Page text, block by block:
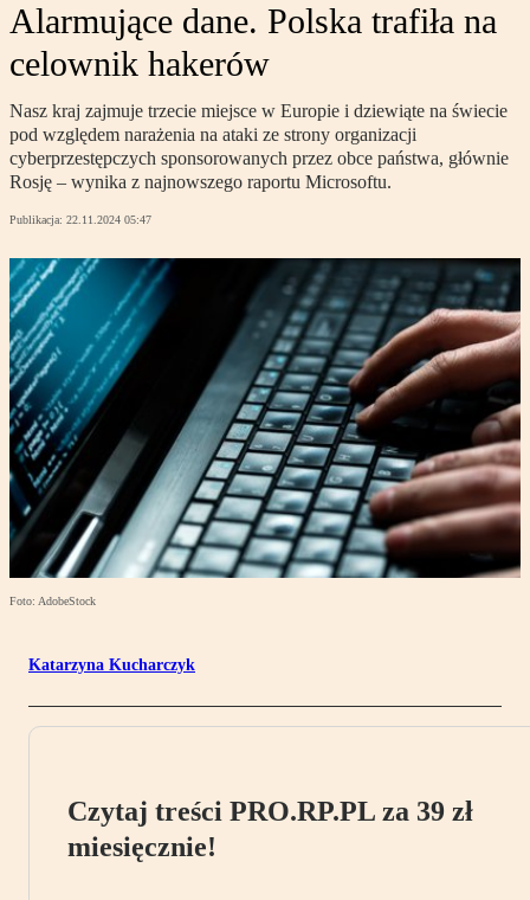
Alarmujące dane. Polska trafiła na
celownik hakerów
Nasz kraj zajmuje trzecie miejsce w Europie i dziewiąte na świecie
pod względem narażenia na ataki ze strony organizacji
cyberprzestępczych sponsorowanych przez obce państwa, głównie
Rosję – wynika z najnowszego raportu Microsoftu.
Publikacja: 22.11.2024 05:47
Foto: AdobeStock
Katarzyna Kucharczyk
Czytaj treści PRO.RP.PL za 39 zł
miesięcznie!